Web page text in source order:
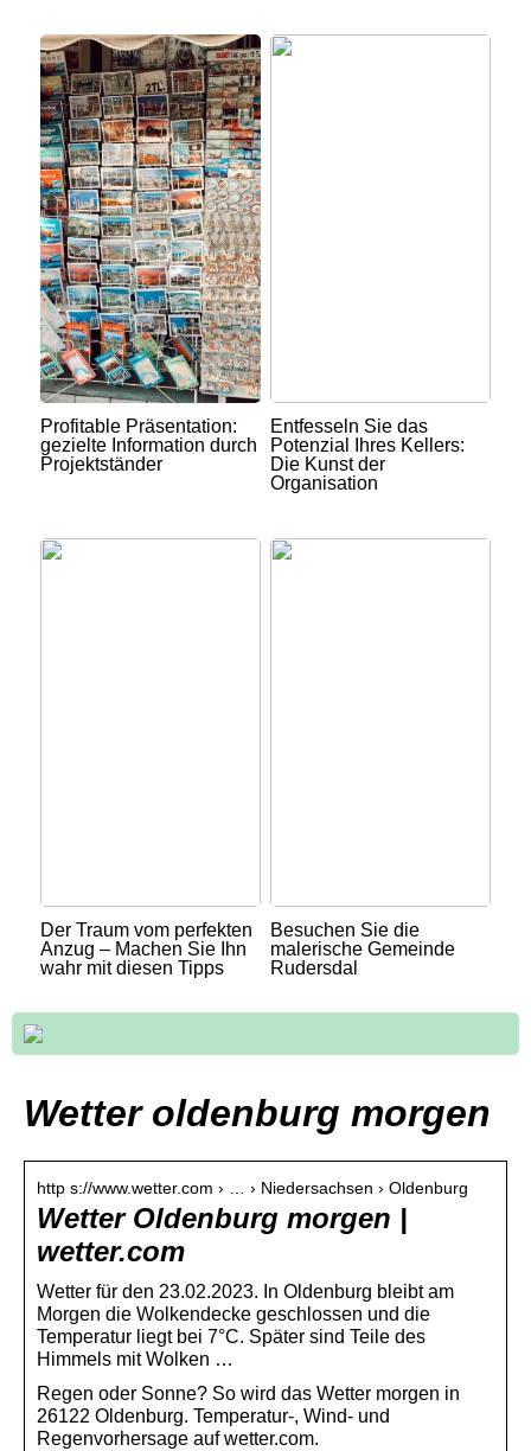
Profitable Präsentation:
gezielte Information durch
Projektständer
Entfesseln Sie das
Potenzial Ihres Kellers:
Die Kunst der
Organisation
Der Traum vom perfekten
Anzug – Machen Sie Ihn
wahr mit diesen Tipps
Besuchen Sie die
malerische Gemeinde
Rudersdal
Wetter oldenburg morgen
http s://www.wetter.com › … › Niedersachsen › Oldenburg
Wetter Oldenburg morgen |
wetter.com
Wetter für den 23.02.2023. In Oldenburg bleibt am
Morgen die Wolkendecke geschlossen und die
Temperatur liegt bei 7°C. Später sind Teile des
Himmels mit Wolken …
Regen oder Sonne? So wird das Wetter morgen in
26122 Oldenburg. Temperatur-, Wind- und
Regenvorhersage auf wetter.com.